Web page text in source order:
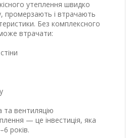
утеплення швидко
промерзають і втрачають
Без комплексного
втрачати:
вентиляцію
— це інвестиція, яка
років.